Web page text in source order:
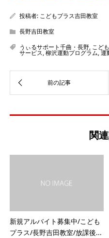
投稿者: こどもプラス吉田教室
長野吉田教室
うぃるサポート千曲・長野, こど
サービス,柳沢運動プログラム,運
関
新規アルバイト募集中/こども
プラス/長野吉田教室/放課後...